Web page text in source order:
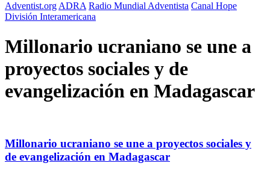
Adventist.org ADRA Radio Mundial Adventista Canal Hope
División Interamericana
Millonario ucraniano se une a
proyectos sociales y de
evangelización en Madagascar
Millonario ucraniano se une a proyectos sociales y
de evangelización en Madagascar